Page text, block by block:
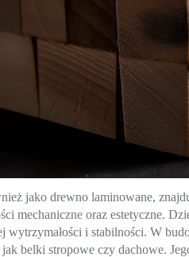
jako drewno laminowane,
mechaniczne oraz estetyczne.
wytrzymałości i stabilności. W
belki stropowe czy dachowe.